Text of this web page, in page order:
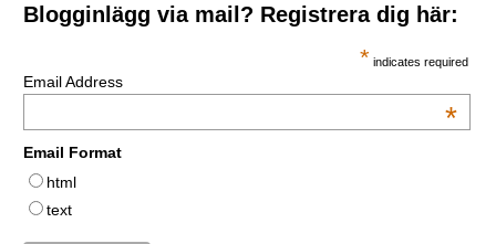
Blogginlägg via mail? Registrera dig här:
* indicates required
Email Address
*
Email Format
html
text